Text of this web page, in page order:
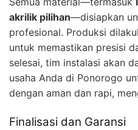
akrilik pilihan—disiapkan
profesional. Produksi
untuk memastikan presisi
selesai, tim instalasi akan
usaha Anda di Ponorogo
dengan aman dan rapi,
Finalisasi dan Garansi